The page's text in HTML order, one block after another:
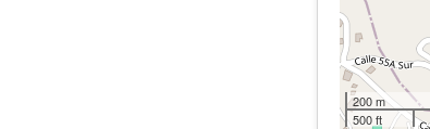
200 m
500 ft